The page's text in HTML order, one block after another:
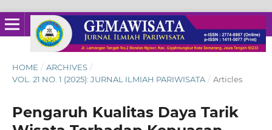
HOME / ARCHIVES /
VOL. 21 NO. 1 (2025): JURNAL ILMIAH PARIWISATA / Articles
Pengaruh Kualitas Daya Tarik